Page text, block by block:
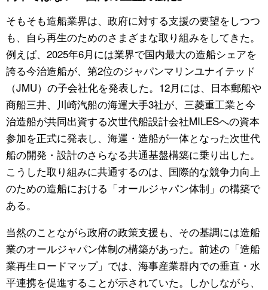
そもそも造船業界は、政府に対する支援の要望をしつつ
も、自ら再生のためのさまざまな取り組みをしてきた。
例えば、2025年6月には業界で国内最大の造船シェアを
誇る今治造船が、第2位のジャパンマリンユナイテッド
（JMU）の子会社化を発表した。12月には、日本郵船や
商船三井、川崎汽船の海運大手3社が、三菱重工業と今
治造船が共同出資する次世代船設計会社MILESへの資本
参加を正式に発表し、海運・造船が一体となった次世代
船の開発・設計のさらなる共通基盤構築に乗り出した。
こうした取り組みに共通するのは、国際的な競争力向上
のための造船における「オールジャパン体制」の構築で
ある。
当然のことながら政府の政策支援も、その基調には造船
業のオールジャパン体制の構築があった。前述の「造船
業再生ロードマップ」では、海事産業群内での垂直・水
平連携を促進することが示されていた。しかしながら、